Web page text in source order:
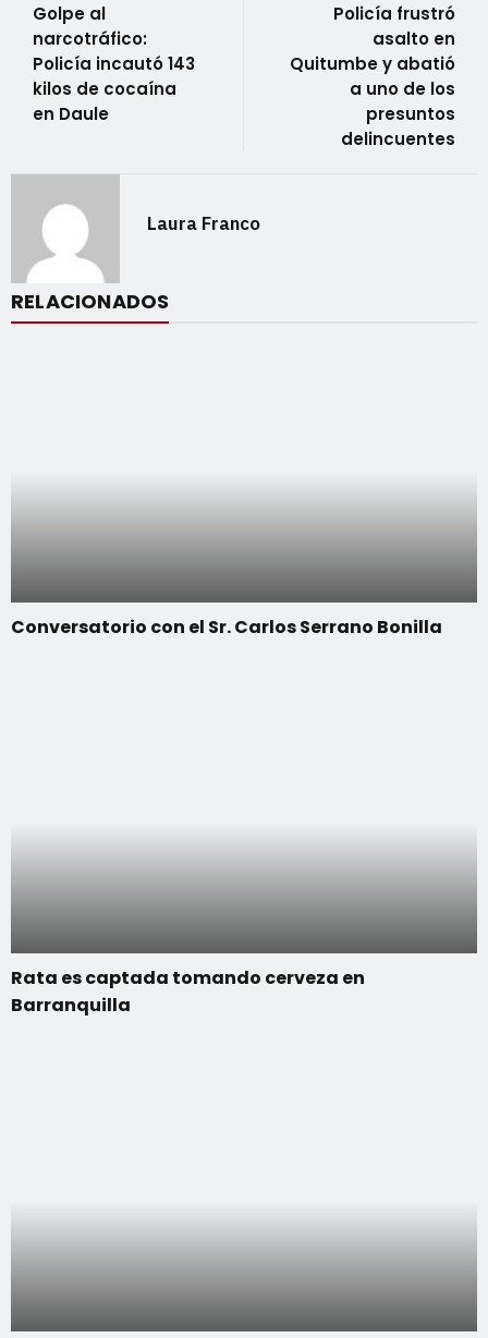
Golpe al
narcotráfico:
Policía incautó 143
kilos de cocaína
en Daule
Policía frustró
asalto en
Quitumbe y abatió
a uno de los
presuntos
delincuentes
Laura Franco
RELACIONADOS
Conversatorio con el Sr. Carlos Serrano Bonilla
Rata es captada tomando cerveza en
Barranquilla